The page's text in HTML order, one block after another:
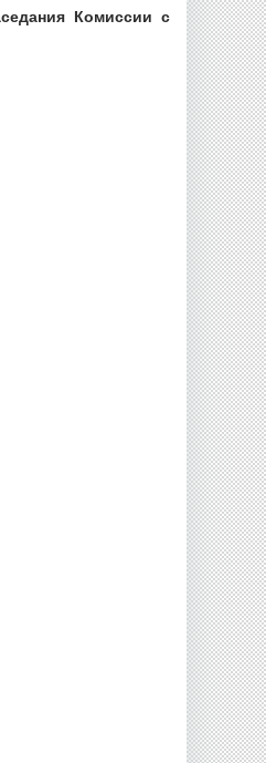
Комиссии с